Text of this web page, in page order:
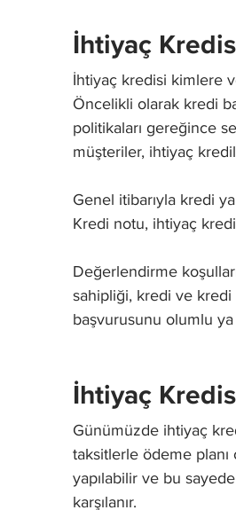
İhtiyaç
İhtiyaç kredisi kimlere
Öncelikli olarak kredi
politikaları gereğince
müşteriler, ihtiyaç
Genel itibarıyla kredi
Kredi notu, ihtiyaç
Değerlendirme
sahipliği, kredi ve kredi
başvurusunu olumlu
İhtiyaç
Günümüzde ihtiyaç
taksitlerle ödeme planı
yapılabilir ve bu
karşılanır.